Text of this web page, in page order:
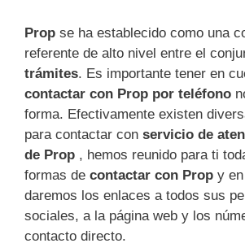
Prop se ha establecido como una
referente de alto nivel entre el
trámites. Es importante tener en
contactar con Prop por teléfono
forma. Efectivamente existen
para contactar con servicio de
de Prop , hemos reunido para ti
formas de contactar con Prop y
daremos los enlaces a todos sus
sociales, a la página web y los
contacto directo.